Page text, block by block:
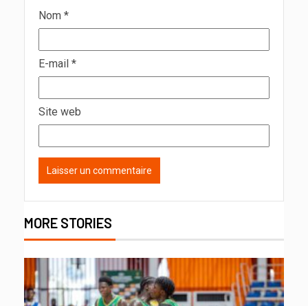
Nom *
E-mail *
Site web
MORE STORIES